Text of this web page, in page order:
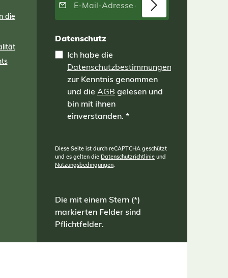
2
ist
die
Datenschutz
Ich habe die
Datenschutzbestimmungen
zur Kenntnis genommen
und die AGB gelesen und
bin mit ihnen
einverstanden. *
Diese Seite ist durch reCAPTCHA geschützt
und es gelten die Datenschutzrichtlinie und
Nutzungsbedingungen.
Die mit einem Stern (*)
markierten Felder sind
Pflichtfelder.